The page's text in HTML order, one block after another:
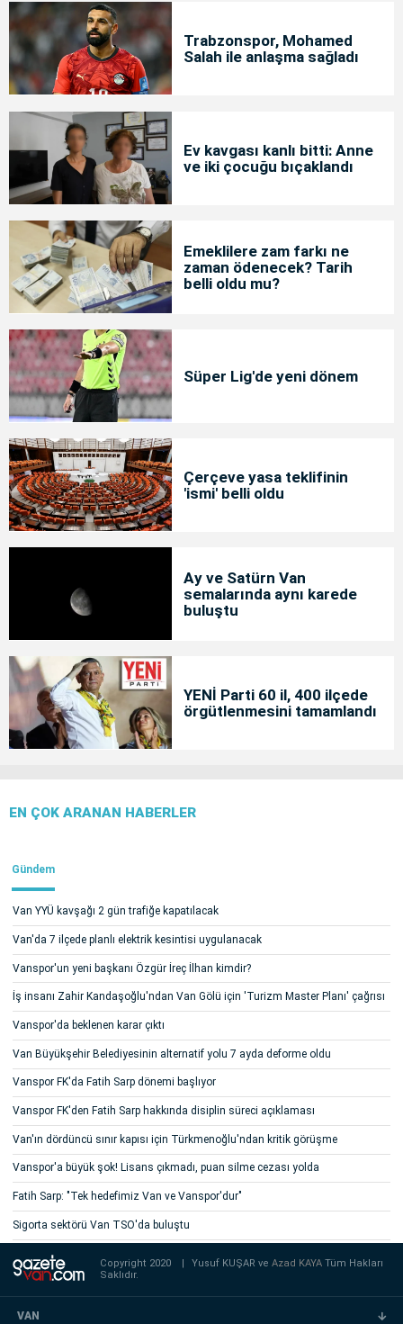
Trabzonspor, Mohamed
Salah ile anlaşma sağladı
Ev kavgası kanlı bitti: Anne
ve iki çocuğu bıçaklandı
Emeklilere zam farkı ne
zaman ödenecek? Tarih
belli oldu mu?
Süper Lig'de yeni dönem
Çerçeve yasa teklifinin
'ismi' belli oldu
Ay ve Satürn Van
semalarında aynı karede
buluştu
YENİ Parti 60 il, 400 ilçede
örgütlenmesini tamamlandı
EN ÇOK ARANAN HABERLER
Gündem
Van YYÜ kavşağı 2 gün trafiğe kapatılacak
Van'da 7 ilçede planlı elektrik kesintisi uygulanacak
Vanspor'un yeni başkanı Özgür İreç İlhan kimdir?
İş insanı Zahir Kandaşoğlu'ndan Van Gölü için 'Turizm Master Planı' çağrısı
Vanspor'da beklenen karar çıktı
Van Büyükşehir Belediyesinin alternatif yolu 7 ayda deforme oldu
Vanspor FK'da Fatih Sarp dönemi başlıyor
Vanspor FK'den Fatih Sarp hakkında disiplin süreci açıklaması
Van'ın dördüncü sınır kapısı için Türkmenoğlu'ndan kritik görüşme
Vanspor'a büyük şok! Lisans çıkmadı, puan silme cezası yolda
Fatih Sarp: "Tek hedefimiz Van ve Vanspor'dur"
Sigorta sektörü Van TSO'da buluştu
Copyright 2020 Yusuf KUŞAR veAzad KAYATüm Hakları
Saklıdır.
VAN